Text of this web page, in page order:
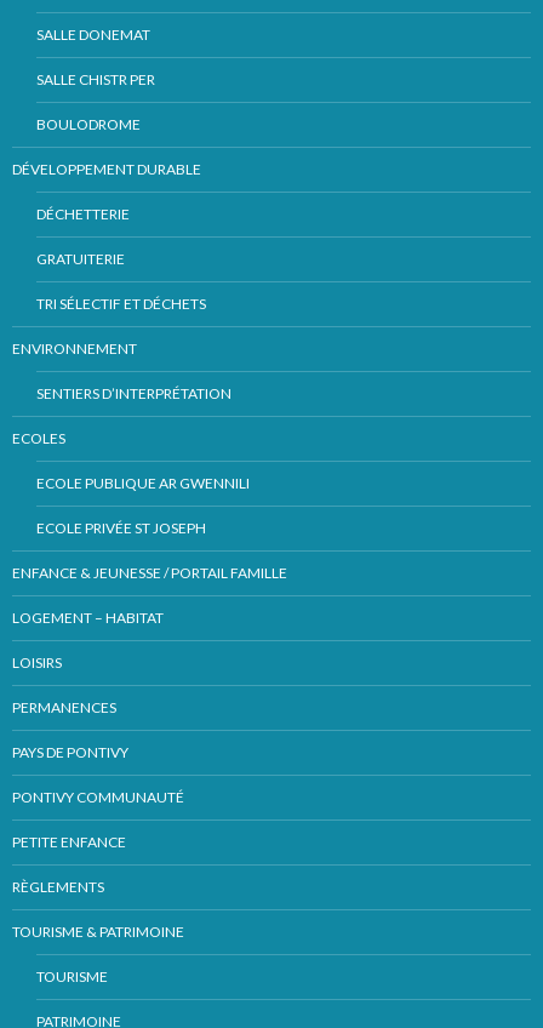
SALLE DONEMAT
SALLE CHISTR PER
BOULODROME
DÉVELOPPEMENT DURABLE
DÉCHETTERIE
GRATUITERIE
TRI SÉLECTIF ET DÉCHETS
ENVIRONNEMENT
SENTIERS D’INTERPRÉTATION
ECOLES
ECOLE PUBLIQUE AR GWENNILI
ECOLE PRIVÉE ST JOSEPH
ENFANCE & JEUNESSE / PORTAIL FAMILLE
LOGEMENT – HABITAT
LOISIRS
PERMANENCES
PAYS DE PONTIVY
PONTIVY COMMUNAUTÉ
PETITE ENFANCE
RÈGLEMENTS
TOURISME & PATRIMOINE
TOURISME
PATRIMOINE